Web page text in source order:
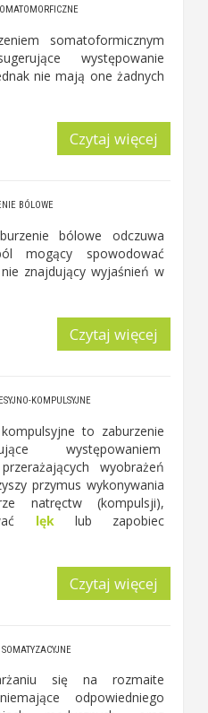
somatoformicznym
występowanie
nie mają one żadnych
Czytaj więcej
BÓLOWE
bólowe odczuwa
mogący spowodować
znajdujący wyjaśnień w
Czytaj więcej
KOMPULSYJNE
to zaburzenie
występowaniem
wyobrażeń
przymus wykonywania
natręctw (kompulsji),
lęklub zapobiec
Czytaj więcej
się na rozmaite
odpowiedniego